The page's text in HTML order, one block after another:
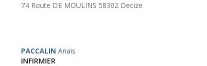
74 Route DE MOULINS 58302 Decize
PACCALIN Anais
INFIRMIER